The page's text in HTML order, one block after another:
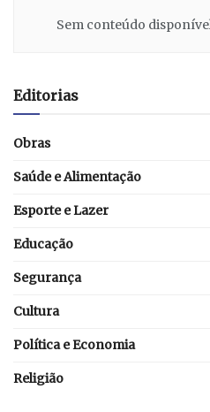
Sem conteúdo
Editorias
Obras
Saúde e Alimentação
Esporte e Lazer
Educação
Segurança
Cultura
Política e Economia
Religião